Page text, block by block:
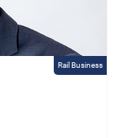
Rail Business